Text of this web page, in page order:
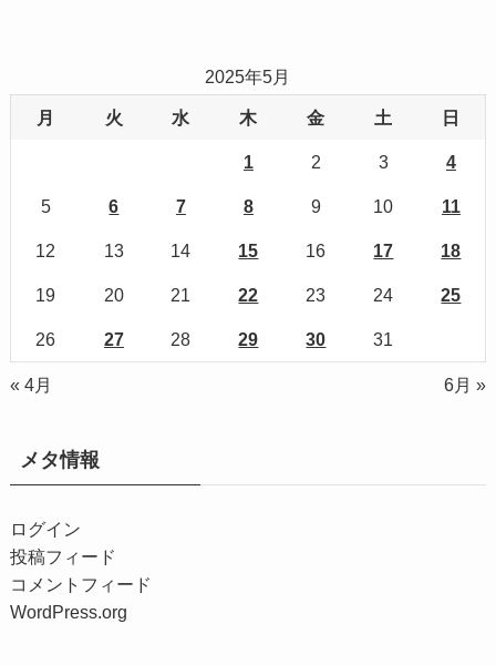
2025年5月
月 火 水 木 金 土 日
1 2 3 4
5 6 7 8 9 10 11
12 13 14 15 16 17 18
19 20 21 22 23 24 25
26 27 28 29 30 31
« 4月 6月 »
メタ情報
ログイン
投稿フィード
コメントフィード
WordPress.org